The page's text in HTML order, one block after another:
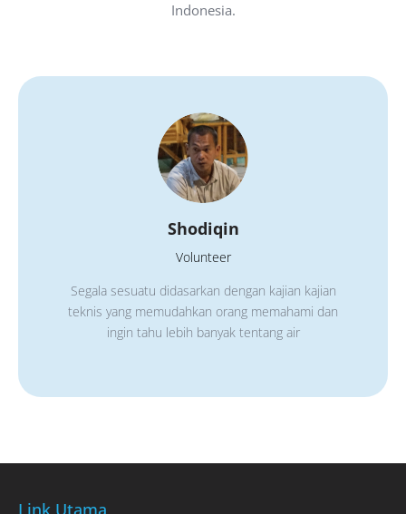
Indonesia.
Shodiqin
Volunteer
Segala sesuatu didasarkan dengan kajian kajian
teknis yang memudahkan orang memahami dan
ingin tahu lebih banyak tentang air
Link Utama